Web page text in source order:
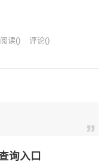
阅读() 评论()
询入口